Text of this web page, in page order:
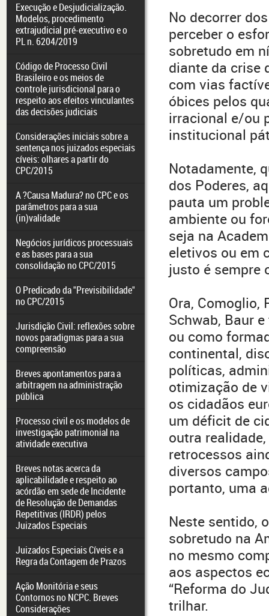
Execução e Desjudicialização.
Modelos, procedimento
extrajudicial pré-executivo e o
PL n. 6204/2019
Código de Processo Civil
Brasileiro e os meios de
controle jurisdicional para o
respeito aos efeitos vinculantes
das decisões judiciais
Considerações iniciais sobre a
sentença nos juizados especiais
cíveis: olhares a partir do
CPC/2015
A ?Causa Madura? no CPC e os
parâmetros para a sua
(in)validade
Negócios jurídicos processuais
e as bases para a sua
consolidação no CPC/2015
O Predicado da "Previsibilidade"
no CPC/2015
Jurisdição Civil: reflexões sobre
novos paradigmas para a sua
compreensão
Breves apontamentos para a
arbitragem na administração
pública
Processo civil e os modelos de
investigação patrimonial na
atividade executiva
Breves notas acerca da
aplicabilidade e respeito ao
acórdão em sede de Incidente
de Resolução de Demandas
Repetitivas (IRDR) pelos
Juizados Especiais
Juizados Especiais Cíveis e a
Regra da Contagem de Prazos
Ação Monitória e seus
Contornos no NCPC. Breves
Considerações
No decorrer
perceber o
sobretudo em
diante da crise
com vias
óbices pelos
irracional e/ou
institucional
Notadamente,
dos Poderes,
pauta um
ambiente ou
seja na
eletivos ou em
justo é sempre
Ora, Comoglio,
Schwab, Baur
ou como
continental,
políticas,
otimização de
os cidadãos
um déficit de
outra
retrocessos
diversos
portanto, uma
Neste sentido,
sobretudo na
no mesmo
aos aspectos
“Reforma do
trilhar.